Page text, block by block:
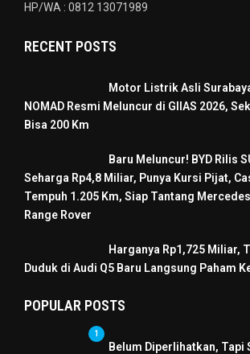
HP/WA : 0812 13071989
RECENT POSTS
Motor Listrik Asli
NOMAD Resmi Meluncur di GIIAS 2026,
Bisa 200 Km
Baru Meluncur! BYD Rilis
Seharga Rp4,8 Miliar, Punya Kursi Pijat,
Tempuh 1.205 Km, Siap Tantang
Range Rover
Harganya Rp1,725 Miliar,
Duduk di Audi Q5 Baru Langsung Paham
POPULAR POSTS
1
Belum Diperlihatkan, Tapi